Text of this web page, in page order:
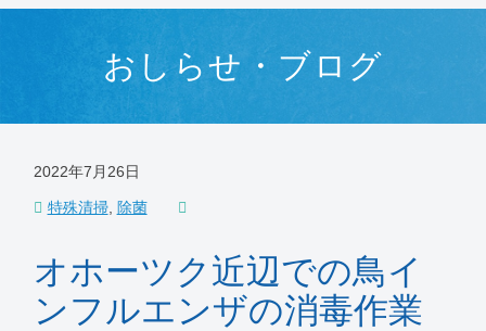
おしらせ・ブログ
2022年7月26日
特殊清掃, 除菌
オホーツク近辺での鳥イ
ンフルエンザの消毒作業